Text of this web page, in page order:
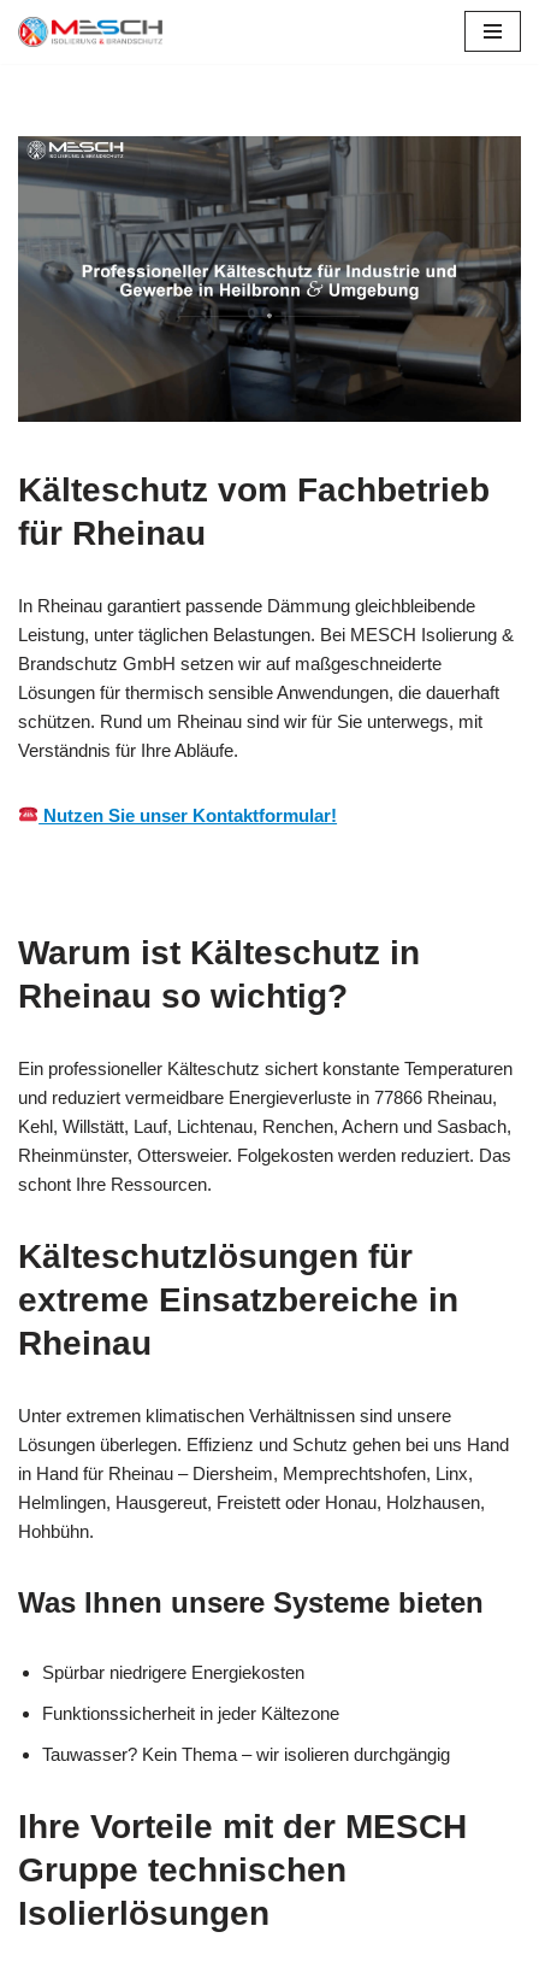
Kälteschutz vom Fachbetrieb
für Rheinau
In Rheinau garantiert passende Dämmung gleichbleibende
Leistung, unter täglichen Belastungen. Bei MESCH Isolierung &
Brandschutz GmbH setzen wir auf maßgeschneiderte
Lösungen für thermisch sensible Anwendungen, die dauerhaft
schützen. Rund um Rheinau sind wir für Sie unterwegs, mit
Verständnis für Ihre Abläufe.
Nutzen Sie unser Kontaktformular!
Warum ist Kälteschutz in
Rheinau so wichtig?
Ein professioneller Kälteschutz sichert konstante Temperaturen
und reduziert vermeidbare Energieverluste in 77866 Rheinau,
Kehl, Willstätt, Lauf, Lichtenau, Renchen, Achern und Sasbach,
Rheinmünster, Ottersweier. Folgekosten werden reduziert. Das
schont Ihre Ressourcen.
Kälteschutzlösungen für
extreme Einsatzbereiche in
Rheinau
Unter extremen klimatischen Verhältnissen sind unsere
Lösungen überlegen. Effizienz und Schutz gehen bei uns Hand
in Hand für Rheinau – Diersheim, Memprechtshofen, Linx,
Helmlingen, Hausgereut, Freistett oder Honau, Holzhausen,
Hohbühn.
Was Ihnen unsere Systeme bieten
Spürbar niedrigere Energiekosten
Funktionssicherheit in jeder Kältezone
Tauwasser? Kein Thema – wir isolieren durchgängig
Ihre Vorteile mit der MESCH
Gruppe technischen
Isolierlösungen